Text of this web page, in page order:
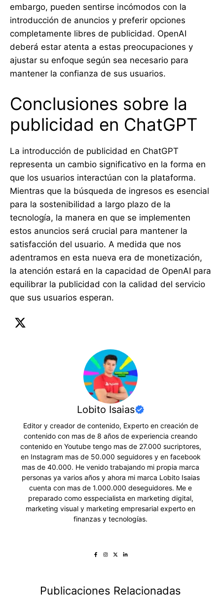
embargo, pueden sentirse incómodos con la
introducción de anuncios y preferir opciones
completamente libres de publicidad. OpenAI
deberá estar atenta a estas preocupaciones y
ajustar su enfoque según sea necesario para
mantener la confianza de sus usuarios.
Conclusiones sobre la
publicidad en ChatGPT
La introducción de publicidad en ChatGPT
representa un cambio significativo en la forma en
que los usuarios interactúan con la plataforma.
Mientras que la búsqueda de ingresos es esencial
para la sostenibilidad a largo plazo de la
tecnología, la manera en que se implementen
estos anuncios será crucial para mantener la
satisfacción del usuario. A medida que nos
adentramos en esta nueva era de monetización,
la atención estará en la capacidad de OpenAI para
equilibrar la publicidad con la calidad del servicio
que sus usuarios esperan.
Lobito Isaias
Editor y creador de contenido, Experto en creación de
contenido con mas de 8 años de experiencia creando
contenido en Youtube tengo mas de 27.000 sucriptores,
en Instagram mas de 50.000 seguidores y en facebook
mas de 40.000. He venido trabajando mi propia marca
personas ya varios años y ahora mi marca Lobito Isaias
cuenta con mas de 1.000.000 deseguidores. Me e
preparado como esspecialista en marketing digital,
marketing visual y marketing empresarial experto en
finanzas y tecnologías.
Publicaciones Relacionadas